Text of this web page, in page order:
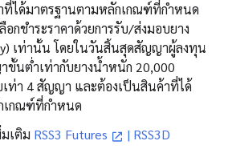
ที่ได้มาตรฐานตามหลักเกณฑ์ที่กำหนด
อกชำระราคาด้วยการรับ/ส่งมอบยาง
เท่านั้น โดยในวันสิ้นสุดสัญญาผู้ลงทุน
นต่ำเท่ากับยางน้ำหนัก 20,000
เท่า 4 สัญญา และต้องเป็นสินค้าที่ได้
เกณฑ์ที่กำหนด
เติม RSS3 Futures | RSS3D